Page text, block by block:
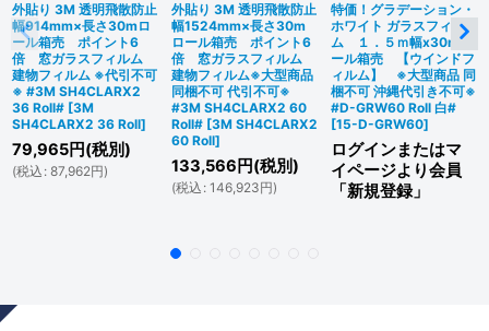
外貼り 3M 透明飛散防止
幅914mm×長さ30mロ
ール箱売 ポイント6
倍 窓ガラスフィルム
建物フィルム ※代引不可
※ #3M SH4CLARX2
36 Roll# [3M
SH4CLARX2 36 Roll]
79,965円(税別)
(税込 : 87,962円)
外貼り 3M 透明飛散防止
幅1524mm×長さ30m
ロール箱売 ポイント6
倍 窓ガラスフィルム
建物フィルム※大型商品
同梱不可 代引不可※
#3M SH4CLARX2 60
Roll# [3M SH4CLARX2
60 Roll]
133,566 円(税別)
(税込 : 146,923円)
特価！グラデーション・
ホワイト ガラスフィル
ム １．５ｍ幅x30mロ
ール箱売 【ウインドフ
ィルム】 ※大型商品 同
梱不可 沖縄代引き不可※
#D-GRW60 Roll 白#
[15-D-GRW60]
ログインまたはマ
イページより会員
「新規登録」